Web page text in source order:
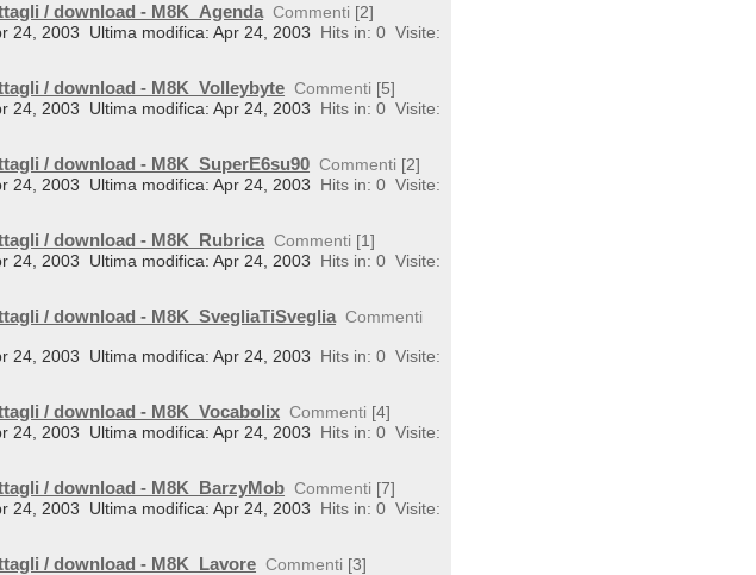
/ download - M8K_Agenda Commenti [2]
24, 2003
Ultima modifica: Apr 24, 2003 Hits in: 0 Visite:
/ download - M8K_Volleybyte Commenti [5]
24, 2003
Ultima modifica: Apr 24, 2003 Hits in: 0 Visite:
/ download - M8K_SuperE6su90 Commenti [2]
24, 2003
Ultima modifica: Apr 24, 2003 Hits in: 0 Visite:
/ download - M8K_Rubrica Commenti [1]
24, 2003
Ultima modifica: Apr 24, 2003 Hits in: 0 Visite:
/ download - M8K_SvegliaTiSveglia Commenti
24, 2003
Ultima modifica: Apr 24, 2003 Hits in: 0 Visite:
/ download - M8K_Vocabolix Commenti [4]
24, 2003
Ultima modifica: Apr 24, 2003 Hits in: 0 Visite:
/ download - M8K_BarzyMob Commenti [7]
24, 2003
Ultima modifica: Apr 24, 2003 Hits in: 0 Visite:
/ download - M8K_Lavore Commenti [3]